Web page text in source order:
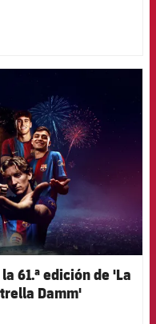
61.ª edición de 'La
Damm'